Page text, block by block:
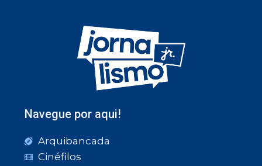
Navegue por aqui!
Arquibancada
Cinéfilos